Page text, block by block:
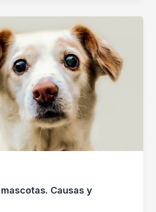
Causas y